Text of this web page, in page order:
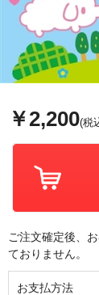
￥2,200(税
ご注文確定後、
ておりません。
お支払方法